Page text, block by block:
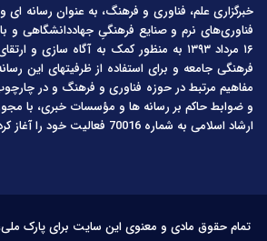
خبرگزاری علم، فناوری و فرهنگ، به عنوان رسانه ای
فناوری‌های نرم و صنایع فرهنگیِ جهاددانشگاهی و
۱۶ مرداد ۱۳۹۳ به منظور کمک به آگاه سازی و
فرهنگی جامعه و برای استفاده از ظرفیتهای این
مفاهیم مرتبط در حوزه فناوری و فرهنگ و در
و ضوابط حاکم بر رسانه ها و مؤسسات خبری، با
ارشاد اسلامی به شماره 70016 فعالیت خود را آغاز کرده است.
تمام حقوق مادی و معنوی این سایت برای پارک